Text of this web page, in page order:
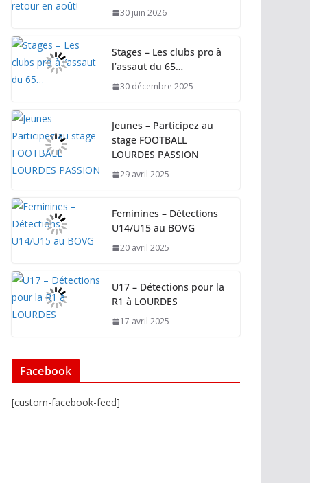
30 juin 2026
Stages – Les clubs pro à
l’assaut du 65…
30 décembre 2025
Jeunes – Participez au
stage FOOTBALL
LOURDES PASSION
29 avril 2025
Feminines – Détections
U14/U15 au BOVG
20 avril 2025
U17 – Détections pour la
R1 à LOURDES
17 avril 2025
Facebook
[custom-facebook-feed]